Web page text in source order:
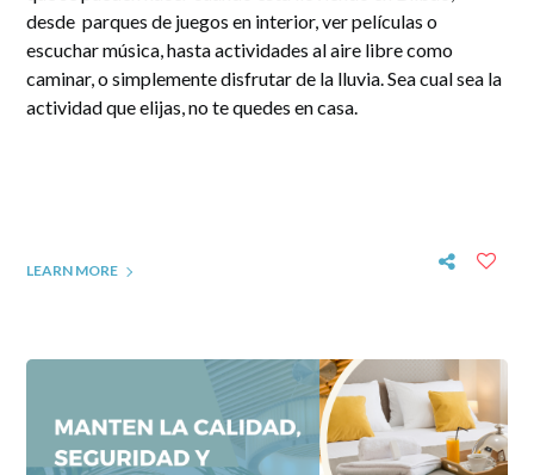
desde parques de juegos en interior, ver películas o
escuchar música, hasta actividades al aire libre como
caminar, o simplemente disfrutar de la lluvia. Sea cual sea la
actividad que elijas, no te quedes en casa.
LEARN MORE